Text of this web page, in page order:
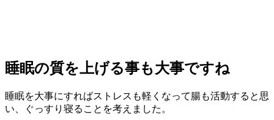
睡眠の質を上げる事も大事ですね
睡眠を大事にすればストレスも軽くなって腸も活動すると思
い、ぐっすり寝ることを考えました。